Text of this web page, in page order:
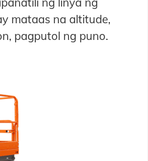
mataas na altitude,
pagputol ng puno.